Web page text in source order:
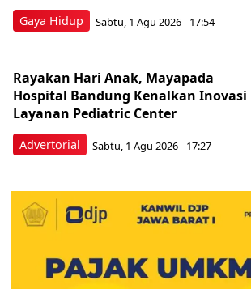
Gaya Hidup Sabtu, 1 Agu 2026 - 17:54
Advertorial
Rayakan Hari Anak, Mayapada
Hospital Bandung Kenalkan Inovasi
Layanan Pediatric Center
Sabtu, 1 Agu 2026 - 17:27